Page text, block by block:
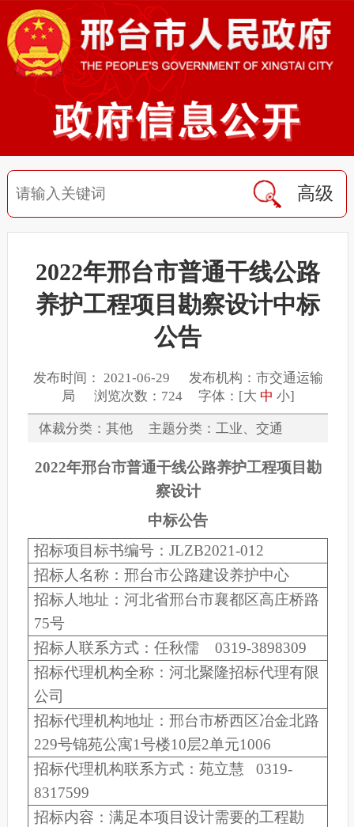
高级
2022年邢台市普通干线公路
养护工程项目勘察设计中标
公告
发布时间： 2021-06-29 发布机构：市交通运输
局 浏览次数：724 字体：[大 中 小]
体裁分类：其他 主题分类：工业、交通
2022年邢台市普通干线公路养护工程项目勘
察设计
中标公告
招标项目标书编号：JLZB2021-012
招标人名称： 邢台市公路建设养护中心
招标人地址： 河北省邢台市襄都区高庄桥路
75号
招标人联系方式： 任秋儒
0319-3898309
招标代理机构全称：河北聚隆招标代理有限
公司
招标代理机构地址：邢台市桥西区冶金北路
229号锦苑公寓1号楼10层2单元1006
招标代理机构联系方式：苑立慧 0319-
8317599
招标内容：满足本项目设计需要的工程勘